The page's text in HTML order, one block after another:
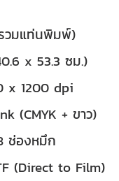
วมแท่นพิมพ์)
x 53.3 ซม.)
x 1200 dpi
(CMYK + ขาว)
ช่องหมึก
(Direct to Film)